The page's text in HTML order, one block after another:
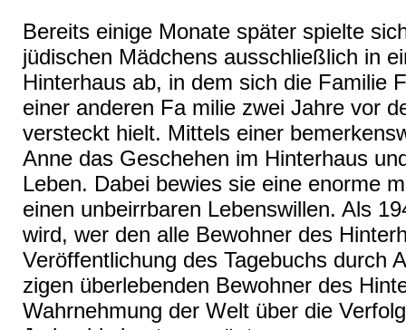
Bereits einige Monate später spielte
jüdischen Mädchens ausschließlich in
Hinterhaus ab, in dem sich die Familie
einer anderen Fa milie zwei Jahre vor
versteckt hielt. Mittels einer
Anne das Geschehen im Hinterhaus
Leben. Dabei bewies sie eine enorme
einen unbeirrbaren Lebenswillen. Als
wird, wer den alle Bewohner des
Veröffentlichung des Tagebuchs durch
zigen überlebenden Bewohner des
Wahrnehmung der Welt über die